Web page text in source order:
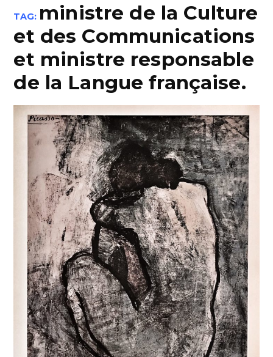
TAG: ministre de la Culture
et des Communications
et ministre responsable
de la Langue française.